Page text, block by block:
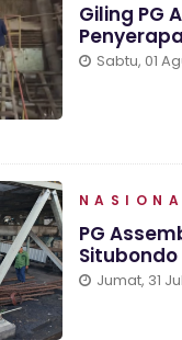
Giling PG
Sabtu, 01
PG
Jumat, 31